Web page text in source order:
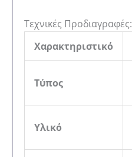
Τεχνικές Προδιαγραφές:
Χαρακτηριστικό
Τύπος
Υλικό